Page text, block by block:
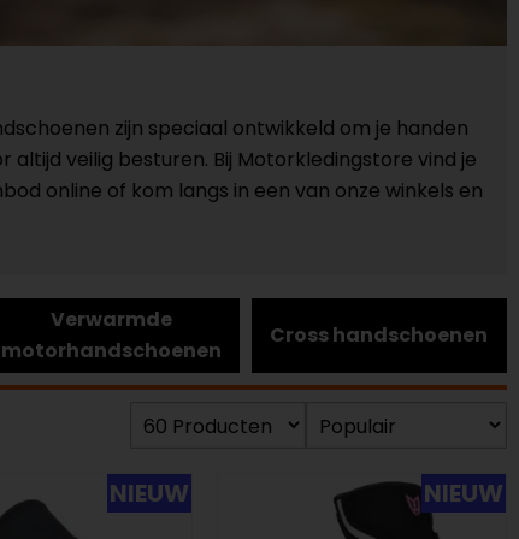
zijn speciaal ontwikkeld om je handen
veilig besturen. Bij Motorkledingstore vind je
online of kom langs in een van onze winkels en
Verwarmde
motorhandschoenen
Cross handschoenen
NIEUW NIEUW